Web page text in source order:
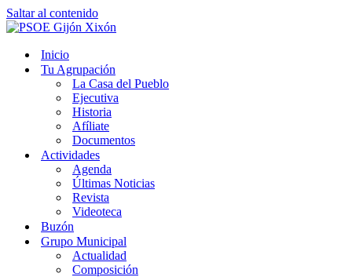
Saltar al contenido
Inicio
Tu Agrupación
La Casa del Pueblo
Ejecutiva
Historia
Afíliate
Documentos
Actividades
Agenda
Últimas Noticias
Revista
Videoteca
Buzón
Grupo Municipal
Actualidad
Composición